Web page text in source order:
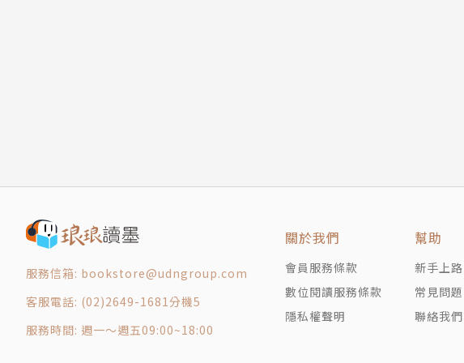
絕對能靠近幸福的方法
07 改變看待幸福與不幸的觀點 性格
透過後天的努力來改善性格
08 區分「想做的」和「能做的」 能力
若要幸福，出發點最重要
服務信箱: bookstore@udngroup.com
客服電話: (02)2649-1681分機5
服務時間: 週一～週五09:00~18:00
關於我們
會員服務條款
數位閱讀服務條款
隱私權聲明
幫助
新手上路
常見問題
聯絡我們